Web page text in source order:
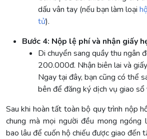
dấu vân tay (nếu bạn làm loại
tử).
Bước 4: Nộp lệ phí và nhận giấy
Di chuyển sang quầy thu ngân
200.000đ. Nhận biên lai và
Ngay tại đây, bạn cũng có thể
bên để đăng ký dịch vụ giao sổ
Sau khi hoàn tất toàn bộ quy trình nộp
chung mà mọi người đều mong ngóng
bao lâu để cuốn hộ chiếu được giao đến